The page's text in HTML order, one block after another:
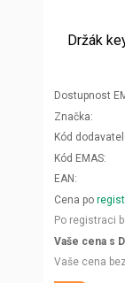
Držák
Dostupnost
Značka
Kód
Kód EMAS
EAN
Cena po
Po registraci
Vaše cena s
Vaše cena